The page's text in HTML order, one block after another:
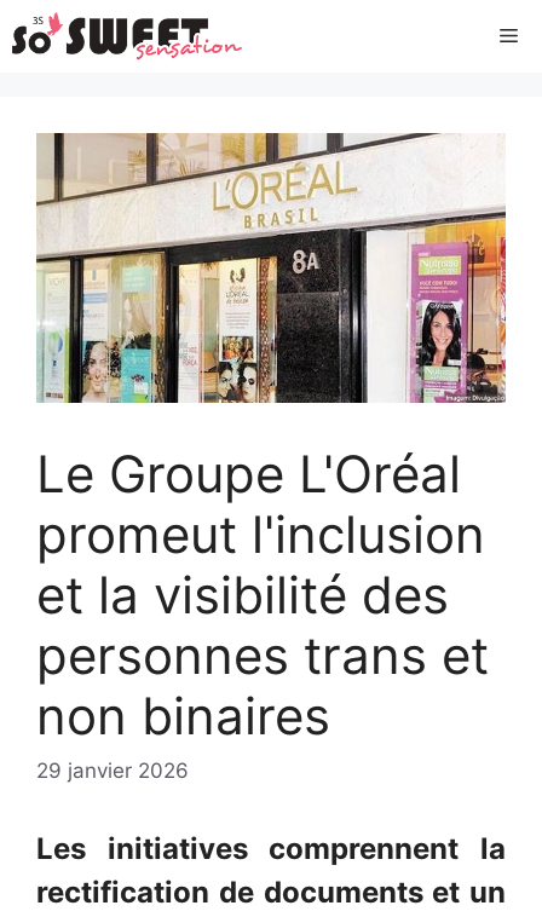
Aller
au
Le Groupe L'Oréal
promeut l'inclusion
et la visibilité des
personnes trans et
non binaires
29 janvier 2026
Les initiatives comprennent la
rectification de documents et un